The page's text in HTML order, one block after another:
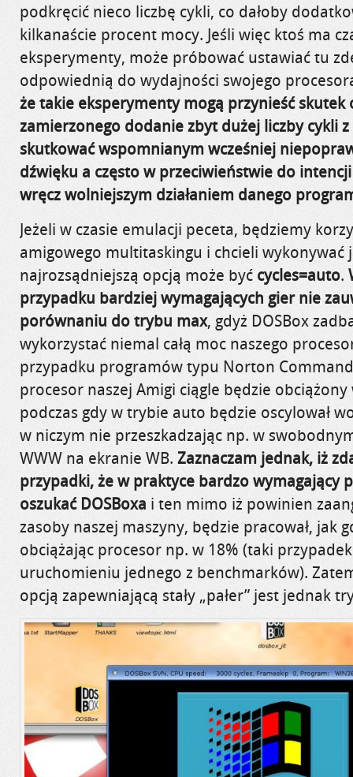
podkręcić nieco liczbę cykli, co dałoby
kilkanaście procent mocy. Jeśli więc ktoś ma
eksperymenty, może próbować ustawiać tu
odpowiednią do wydajności swojego
że takie eksperymenty mogą przynieść
zamierzonego dodanie zbyt dużej liczby cykli
skutkować wspomnianym wcześniej
dźwięku a często w przeciwieństwie do
wręcz wolniejszym działaniem danego
Jeżeli w czasie emulacji peceta, będziemy
amigowego multitaskingu i chcieli wykonywać
najrozsądniejszą opcją może być cycles=auto.
przypadku bardziej wymagających gier nie
porównaniu do trybu max, gdyż DOSBox
wykorzystać niemal całą moc naszego
przypadku programów typu Norton
procesor naszej Amigi ciągle będzie
podczas gdy w trybie auto będzie oscylował
w niczym nie przeszkadzając np. w
WWW na ekranie WB. Zaznaczam jednak, iż
przypadki, że w praktyce bardzo wymagający
oszukać DOSBoxa i ten mimo iż powinien
zasoby naszej maszyny, będzie pracował, jak
obciążając procesor np. w 18% (taki
uruchomieniu jednego z benchmarków).
opcją zapewniającą stały „pałer” jest jednak